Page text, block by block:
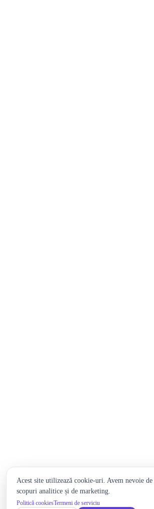
Acest site utilizează cookie-uri. Avem nevoie
scopuri analitice și de marketing.
Politică cookiesTermeni de serviciu